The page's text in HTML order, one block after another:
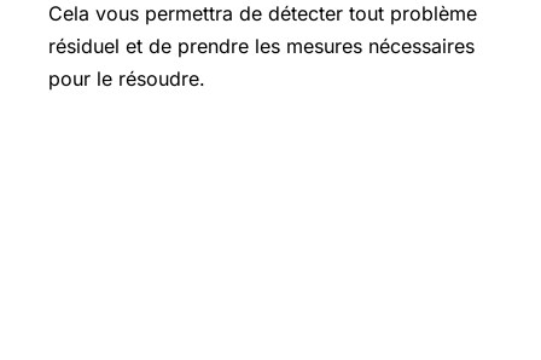
Cela vous permettra de détecter tout problème
résiduel et de prendre les mesures nécessaires
pour le résoudre.